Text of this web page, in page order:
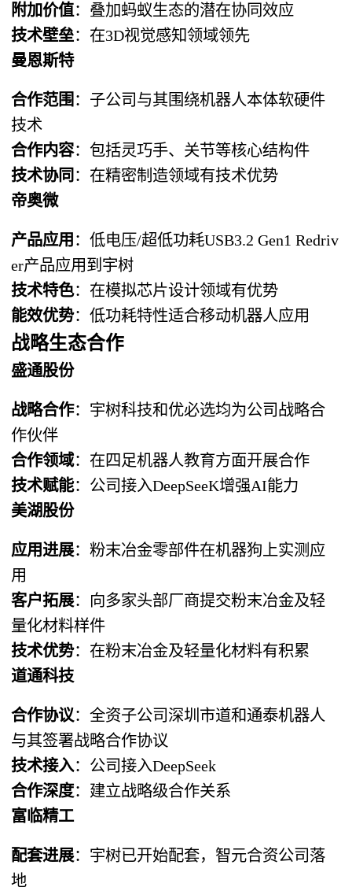
附加价值：叠加蚂蚁生态的潜在协同效应
技术壁垒：在3D视觉感知领域领先
曼恩斯特
合作范围 ：子公司与其围绕机器人本体软硬件
技术
合作内容：包括灵巧手、关节等核心结构件
技术协同 ：在精密制造领域有技术优势
帝奥微
产品应用 ：低电压/超低功耗USB3.2 Gen1 Redriv
er产品应用到宇树
技术特色：在模拟芯片设计领域有优势
能效优势：低功耗特性适合移动机器人应用
战略生态合作
盛通股份
战略合作：宇树科技和优必选均为公司战略合
作伙伴
合作领域：在四足机器人教育方面开展合作
技术赋能：公司接入DeepSeeK增强AI能力
美湖股份
应用进展：粉末冶金零部件在机器狗上实测应
用
客户拓展：向多家头部厂商提交粉末冶金及轻
量化材料样件
技术优势：在粉末冶金及轻量化材料有积累
道通科技
合作协议：全资子公司深圳市道和通泰机器人
与其签署战略合作协议
技术接入：公司接入DeepSeek
合作深度：建立战略级合作关系
富临精工
配套进展：宇树已开始配套，智元合资公司落
地